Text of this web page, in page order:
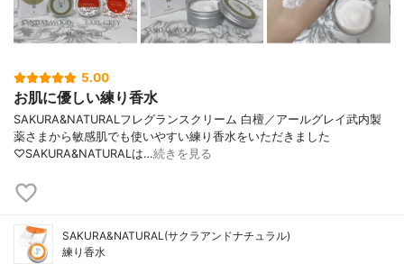
5.00
お肌に優しい練り香水
SAKURA&NATURALフレグランスクリーム 白檀／アールグレイ武内製
薬さまから敏感肌でも使いやすい練り香水をいただきました
♡SAKURA&NATURALは…続きを見る
SAKURA&NATURAL(サクラアンドナチュラル)
練り香水